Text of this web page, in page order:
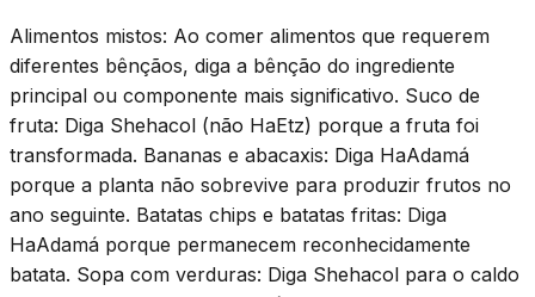
Alimentos mistos: Ao comer alimentos que requerem
diferentes bênçãos, diga a bênção do ingrediente
principal ou componente mais significativo. Suco de
fruta: Diga Shehacol (não HaEtz) porque a fruta foi
transformada. Bananas e abacaxis: Diga HaAdamá
porque a planta não sobrevive para produzir frutos no
ano seguinte. Batatas chips e batatas fritas: Diga
HaAdamá porque permanecem reconhecidamente
batata. Sopa com verduras: Diga Shehacol para o caldo